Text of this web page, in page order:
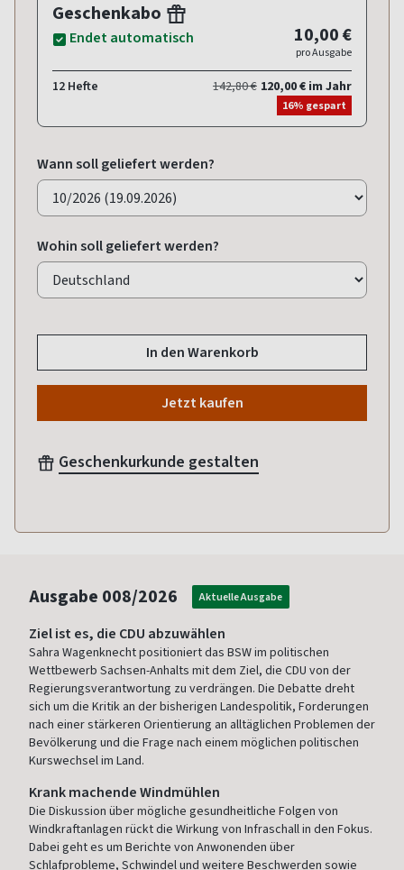
Geschenkabo
Endet automatisch 10,00 €
pro Ausgabe
12 Hefte 142,80 € 120,00 € im Jahr
16% gespart
Wann soll geliefert werden?
Wohin soll geliefert werden?
In den Warenkorb
Jetzt kaufen
Geschenkurkunde gestalten
Ausgabe 008/2026 Aktuelle Ausgabe
Ziel ist es, die CDU abzuwählen
Sahra Wagenknecht positioniert das BSW im politischen
Wettbewerb Sachsen-Anhalts mit dem Ziel, die CDU von der
Regierungsverantwortung zu verdrängen. Die Debatte dreht
sich um die Kritik an der bisherigen Landespolitik, Forderungen
nach einer stärkeren Orientierung an alltäglichen Problemen der
Bevölkerung und die Frage nach einem möglichen politischen
Kurswechsel im Land.
Krank machende Windmühlen
Die Diskussion über mögliche gesundheitliche Folgen von
Windkraftanlagen rückt die Wirkung von Infraschall in den Fokus.
Dabei geht es um Berichte von Anwonenden über
Schlafprobleme, Schwindel und weitere Beschwerden sowie